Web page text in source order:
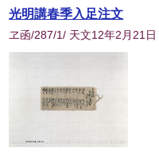
光明講春季入足注文
ヱ函/287/1/ 天文12年2月21日